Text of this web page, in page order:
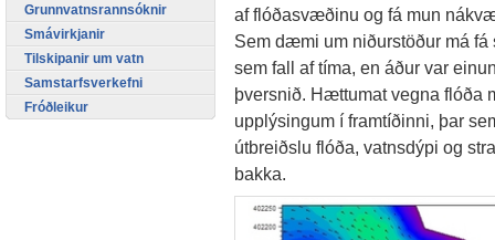
af flóðasvæðinu og fá mun
Sem dæmi um niðurstöður má
sem fall af tíma, en áður var
þversnið. Hættumat vegna flóða
upplýsingum í framtíðinni, þar
útbreiðslu flóða, vatnsdýpi og
bakka.
Grunnvatnsrannsóknir
Smávirkjanir
Tilskipanir um vatn
Samstarfsverkefni
Fróðleikur